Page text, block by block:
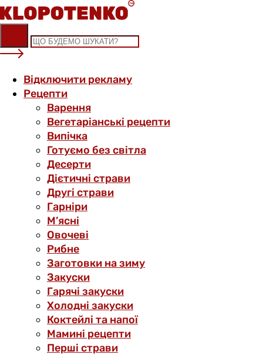
Skip
to
content
Відключити рекламу
Рецепти
Варення
Вегетаріанські рецепти
Випічка
Готуємо без світла
Десерти
Дієтичні страви
Другі страви
Гарніри
М’ясні
Овочеві
Рибне
Заготовки на зиму
Закуски
Гарячі закуски
Холодні закуски
Коктейлі та напої
Мамині рецепти
Перші страви